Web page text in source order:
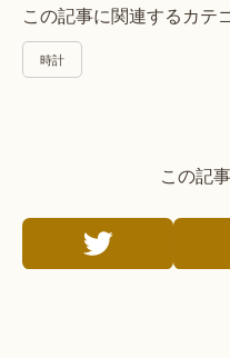
この記事に関連するカテ
時計
この記